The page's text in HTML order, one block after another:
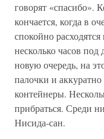
говорят «спасибо».
кончается, когда в
спокойно
несколько часов
новую очередь, на
палочки и
контейнеры.
прибраться. Среди
Нисида-сан.